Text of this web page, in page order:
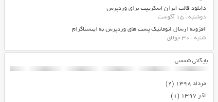
دانلود قالب ایران اسکریپت برای وردپرس
دوشنبه ، 15 آگوست
افزونه ارسال اتوماتیک پست های وردپرس به اینستاگرام
شنبه ، 30 جولای
بایگانی شمسی
مرداد ۱۳۹۸
(۲)
آذر ۱۳۹۷
(۱)